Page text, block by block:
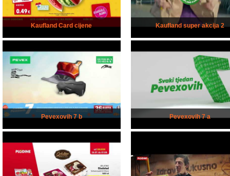
Kaufland Card cijene Kaufland super akcija 2
Pevexovih 7 b Pevexovih 7 a